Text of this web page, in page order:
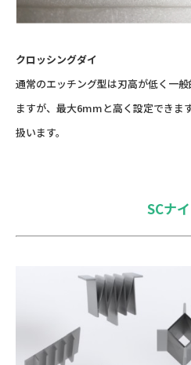
クロッシングダイ
通常のエッチング型は刃高が低く一
ますが、最大6mmと高く設定できま
扱います。
SCナ